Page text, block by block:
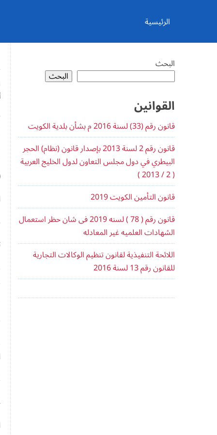
الرئيسية
4- ان
البحث
البحث
القوانين
قانون رقم (33​) لسنة 2016 م ب​شأن بلدية الكويت
قانون رقم 2 لسنة 2013 بإصدار قانون (نظام) الحجر
البيطري في دول مجلس التعاون لدول الخليج العربية
( 2 / 2013 )
قانون التأمين الكويت 2019
قانون رقم ( 78 ) لسنه 2019 فى شان حظر استعمال
الشهادات العلميه غير المعادله
اللائحة التنفيذية لقانون تنظيم الوكالات التجارية
للقانون رقم 13 لسنة 2016